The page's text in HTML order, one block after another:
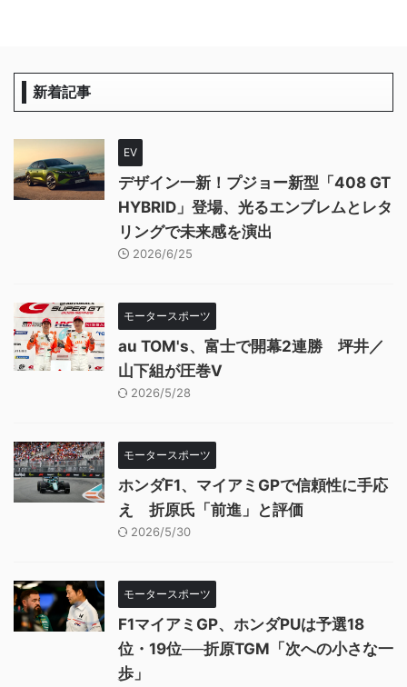
新着記事
EV
デザイン一新！プジョー新型「408 GT
HYBRID」登場、光るエンブレムとレタ
リングで未来感を演出
2026/6/25
モータースポーツ
au TOM's、富士で開幕2連勝 坪井／
山下組が圧巻V
2026/5/28
モータースポーツ
ホンダF1、マイアミGPで信頼性に手応
え 折原氏「前進」と評価
2026/5/30
モータースポーツ
F1マイアミGP、ホンダPUは予選18
位・19位──折原TGM「次への小さな一
歩」